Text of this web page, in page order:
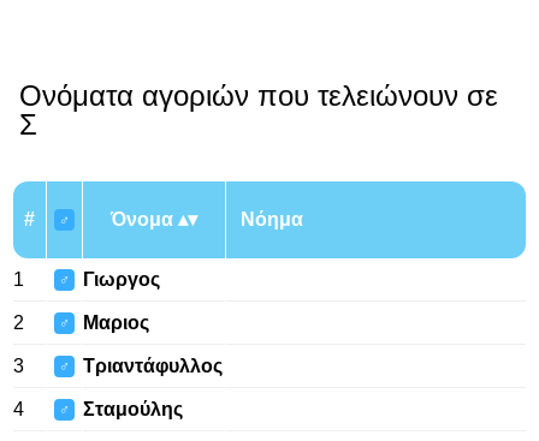
Ονόματα αγοριών που τελειώνουν σε
Σ
# ♂ Όνομα Νόημα
1 ♂ Γιωργος
2 ♂ Μαριος
3 ♂ Τριαντάφυλλος
4 ♂ Σταμούλης